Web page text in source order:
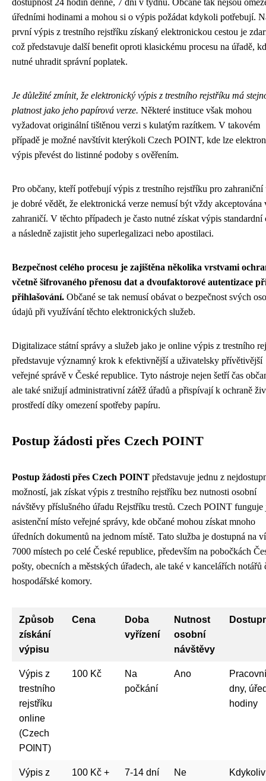
dostupnost 24 hodin denně, 7 dní v týdnu. Občané tak nejsou
úředními hodinami a mohou si o výpis požádat kdykoli potřebují.
první výpis z trestního rejstříku získaný elektronickou cestou je
což představuje další benefit oproti klasickému procesu na úřadě,
nutné uhradit správní poplatek.
Je důležité zmínit, že elektronický výpis z trestního rejstříku má
platnost jako jeho papírová verze. Některé instituce však mohou
vyžadovat originální tištěnou verzi s kulatým razítkem. V takovém
případě je možné navštívit kterýkoli Czech POINT, kde lze
výpis převést do listinné podoby s ověřením.
Pro občany, kteří potřebují výpis z trestního rejstříku pro zahraniční
je dobré vědět, že elektronická verze nemusí být vždy akceptována
zahraničí. V těchto případech je často nutné získat výpis standardní
a následně zajistit jeho superlegalizaci nebo apostilaci.
Bezpečnost celého procesu je zajištěna několika vrstvami
včetně šifrovaného přenosu dat a dvoufaktorové autentizace
přihlašování. Občané se tak nemusí obávat o bezpečnost svých
údajů při využívání těchto elektronických služeb.
Digitalizace státní správy a služeb jako je online výpis z trestního
představuje významný krok k efektivnější a uživatelsky přívětivější
veřejné správě v České republice. Tyto nástroje nejen šetří čas
ale také snižují administrativní zátěž úřadů a přispívají k ochraně
prostředí díky omezení spotřeby papíru.
Postup žádosti přes Czech POINT
Postup žádosti přes Czech POINT představuje jednu z
možností, jak získat výpis z trestního rejstříku bez nutnosti osobní
návštěvy příslušného úřadu Rejstříku trestů. Czech POINT funguje
asistenční místo veřejné správy, kde občané mohou získat mnoho
úředních dokumentů na jednom místě. Tato služba je dostupná na
7000 místech po celé České republice, především na pobočkách
pošty, obecních a městských úřadech, ale také v kancelářích notářů
hospodářské komory.
Způsob
získání
výpisu
Cena
Doba
vyřízení
Nutnost
osobní
návštěvy
Výpis z
trestního
rejstříku
online
(Czech
POINT)
100 Kč
Na
počkání
Ano
Pracovní
dny,
hodiny
Výpis z
100 Kč +
7-14 dní Ne Kdykoliv